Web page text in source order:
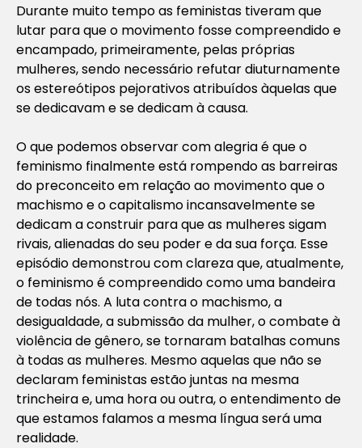
Durante muito tempo as feministas tiveram que
lutar para que o movimento fosse compreendido e
encampado, primeiramente, pelas próprias
mulheres, sendo necessário refutar diuturnamente
os estereótipos pejorativos atribuídos àquelas que
se dedicavam e se dedicam à causa.
O que podemos observar com alegria é que o
feminismo finalmente está rompendo as barreiras
do preconceito em relação ao movimento que o
machismo e o capitalismo incansavelmente se
dedicam a construir para que as mulheres sigam
rivais, alienadas do seu poder e da sua força. Esse
episódio demonstrou com clareza que, atualmente,
o feminismo é compreendido como uma bandeira
de todas nós. A luta contra o machismo, a
desigualdade, a submissão da mulher, o combate à
violência de gênero, se tornaram batalhas comuns
à todas as mulheres. Mesmo aquelas que não se
declaram feministas estão juntas na mesma
trincheira e, uma hora ou outra, o entendimento de
que estamos falamos a mesma língua será uma
realidade.